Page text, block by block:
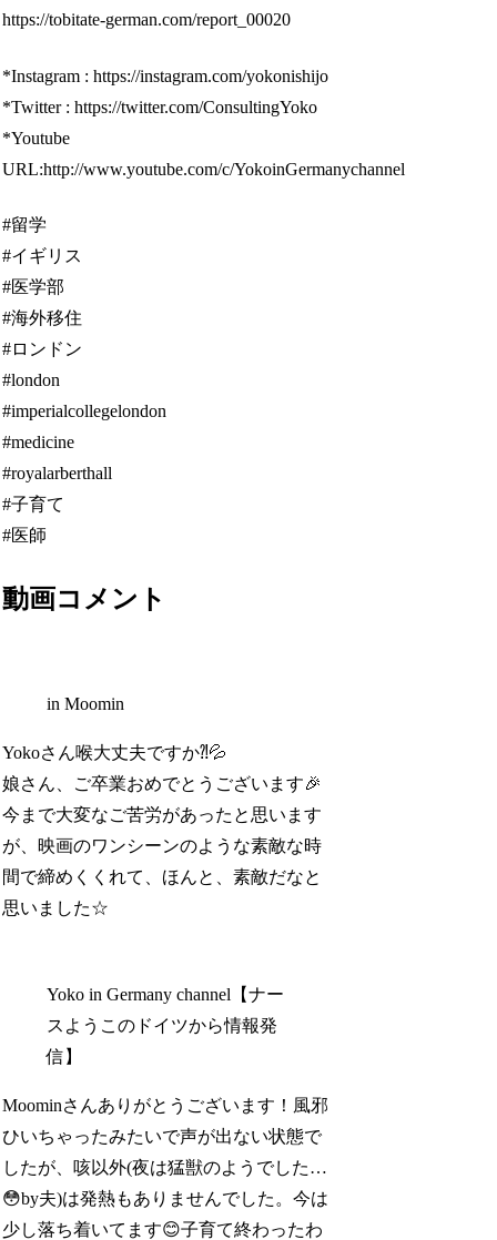
https://tobitate-german.com/report_00020
*Instagram : https://instagram.com/yokonishijo
*Twitter : https://twitter.com/ConsultingYoko
*Youtube
URL:http://www.youtube.com/c/YokoinGermanychannel
#留学
#イギリス
#医学部
#海外移住
#ロンドン
#london
#imperialcollegelondon
#medicine
#royalarberthall
#子育て
#医師
動画コメント
in Moomin
Yokoさん喉大丈夫ですか⁈💦
娘さん、ご卒業おめでとうございます🎉
今まで大変なご苦労があったと思います
が、映画のワンシーンのような素敵な時
間で締めくくれて、ほんと、素敵だなと
思いました☆
Yoko in Germany channel【ナー
スようこのドイツから情報発
信】
Moominさんありがとうございます！風邪
ひいちゃったみたいで声が出ない状態で
したが、咳以外(夜は猛獣のようでした…
😳by夫)は発熱もありませんでした。今は
少し落ち着いてます😊子育て終わったわ